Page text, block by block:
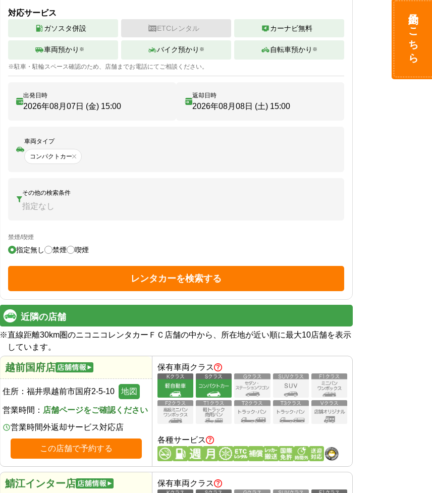
対応サービス
ガソスタ併設 ETCレンタル カーナビ無料
車両預かり ※ バイク預かり ※ 自転車預かり ※
※駐車・駐輪スペース確認のため、店舗までお電話にてご相談ください。
出発日時
2026年08月07日 (金) 15:00
返却日時
2026年08月08日 (土) 15:00
車両タイプ
コンパクトカー
その他の検索条件
指定なし
禁煙/喫煙
指定無し 禁煙 喫煙
レンタカーを検索する
近隣の店舗
※直線距離30km圏のニコニコレンタカーＦＣ店舗の中から、所在地が近い順に最大10店舗を表示
しています。
越前国府店
住所： 福井県越前市国府2-5-10 地図
営業時間： 店舗ページをご確認ください
営業時間外返却サービス対応店
この店舗で予約する
保有車両クラス
各種サービス
鯖江インター店 保有車両クラス
予約はこちら